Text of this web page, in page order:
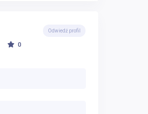
0
Odwiedź profil